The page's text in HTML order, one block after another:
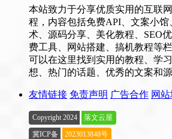
本站致力于分享优质实用的互联
程，内容包括免费API、文案小馆
术、源码分享、美化教程、SEO
费工具、网站搭建、搞机教程等
可以在这里找到实用的教程、学
想、热门的话题、优秀的文案和源
友情链接 免责声明 广告合作 网
Copyright 2024
落文云屋
冀ICP备
2023013848号